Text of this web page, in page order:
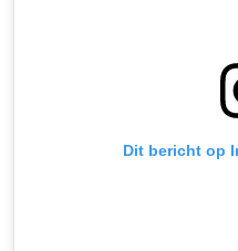
Dit bericht op